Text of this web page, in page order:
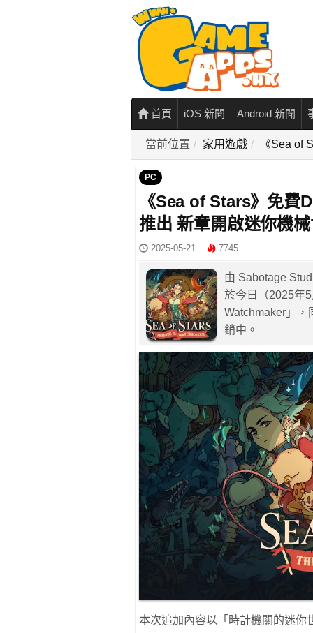
首頁 iOS 新聞 Android 新聞
當前位置 家用遊戲 《Sea of
PC
《Sea of Stars》免
推出 新章開啟迷你機
2025-05-21 7745
由 Sabotage
於今日（2025年
Watchmaker」，
銷中。
本次追加內容以「時計機關的迷